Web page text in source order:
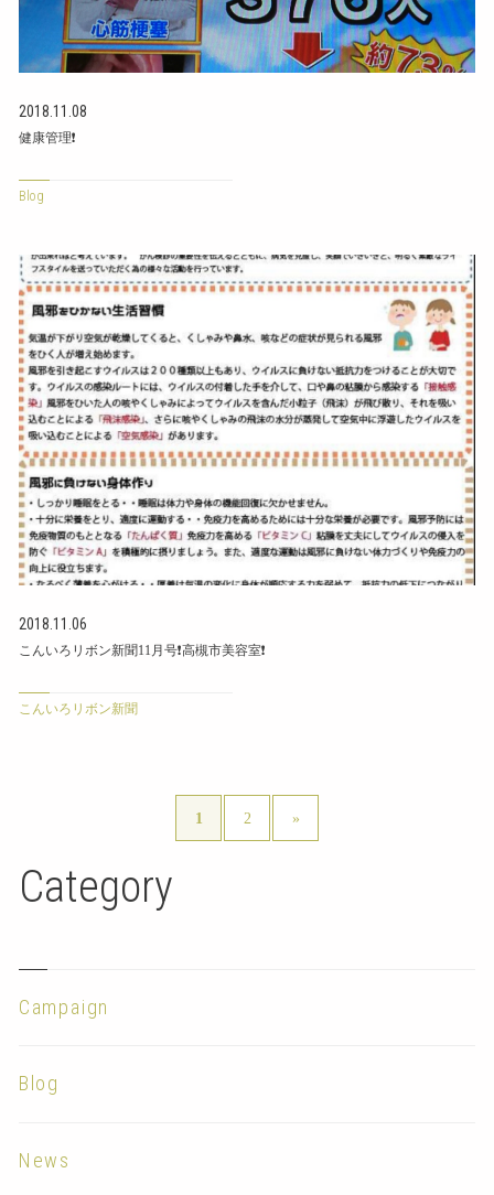
2018.11.08
健康管理❗
Blog
2018.11.06
こんいろリボン新聞11月号❗高槻市美容室❗
こんいろリボン新聞
1 2 »
Category
Campaign
Blog
News